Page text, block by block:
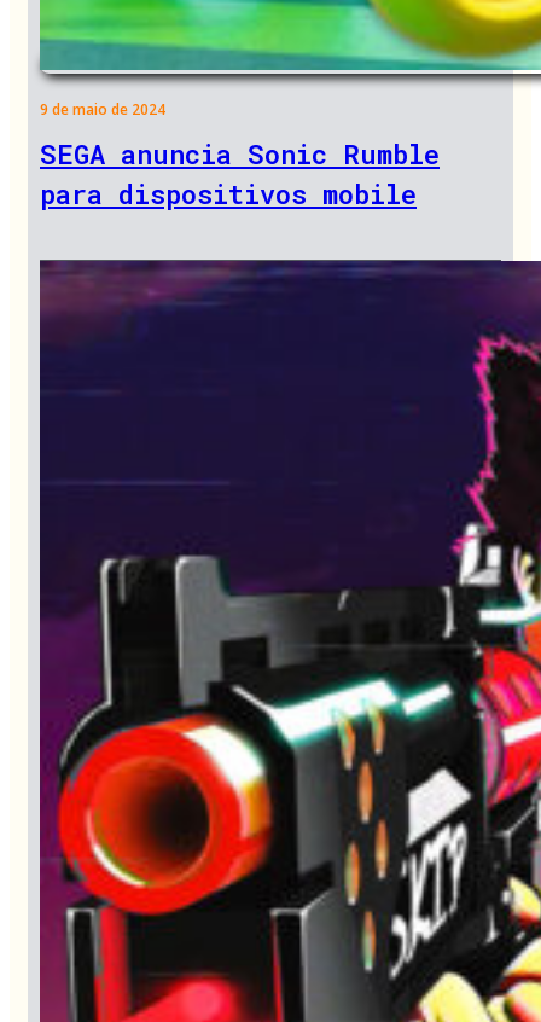
9 de maio de 2024
SEGA anuncia Sonic Rumble
para dispositivos mobile